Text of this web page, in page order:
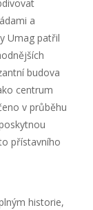
a
Umag patřil
budova
centrum
v průběhu
přístavního
historie,